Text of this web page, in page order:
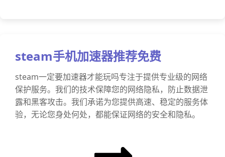
steam手机加速器推荐免费
steam一定要加速器才能玩吗专注于提供专业级的网络
保护服务。我们的技术保障您的网络隐私，防止数据泄
露和黑客攻击。我们承诺为您提供高速、稳定的服务体
验，无论您身处何处，都能保证网络的安全和隐私。